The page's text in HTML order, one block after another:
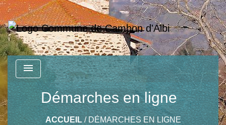
menu
Démarches en ligne
ACCUEIL/ DÉMARCHES EN LIGNE